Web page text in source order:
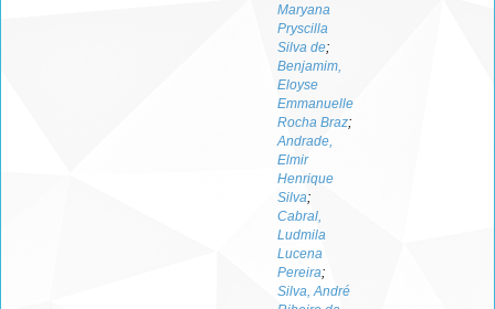
Maryana
Pryscilla
Silva de;
Benjamim,
Eloyse
Emmanuelle
Rocha Braz;
Andrade,
Elmir
Henrique
Silva;
Cabral,
Ludmila
Lucena
Pereira;
Silva, André